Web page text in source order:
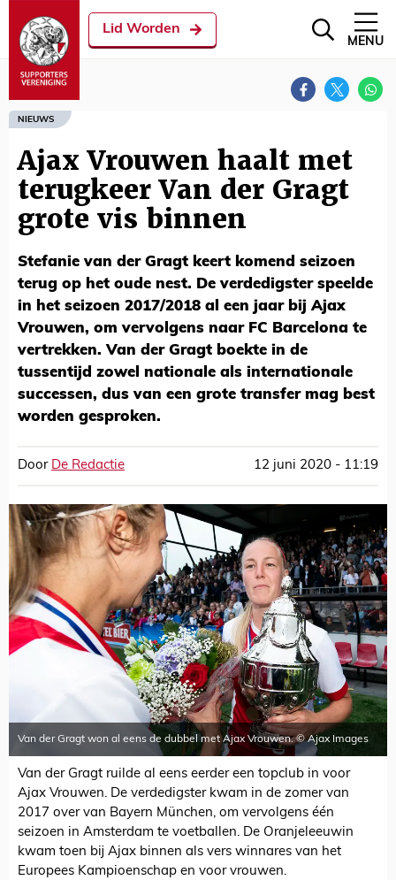
Lid Worden
MENU
NIEUWS
Ajax Vrouwen haalt met
terugkeer Van der Gragt
grote vis binnen
Stefanie van der Gragt keert komend seizoen
terug op het oude nest. De verdedigster speelde
in het seizoen 2017/2018 al een jaar bij Ajax
Vrouwen, om vervolgens naar FC Barcelona te
vertrekken. Van der Gragt boekte in de
tussentijd zowel nationale als internationale
successen, dus van een grote transfer mag best
worden gesproken.
Door De Redactie 12 juni 2020 - 11:19
Van der Gragt won al eens de dubbel met Ajax Vrouwen. © Ajax Images
Van der Gragt ruilde al eens eerder een topclub in voor
Ajax Vrouwen. De verdedigster kwam in de zomer van
2017 over van Bayern München, om vervolgens één
seizoen in Amsterdam te voetballen. De Oranjeleeuwin
kwam toen bij Ajax binnen als vers winnares van het
Europees Kampioenschap en voor vrouwen.